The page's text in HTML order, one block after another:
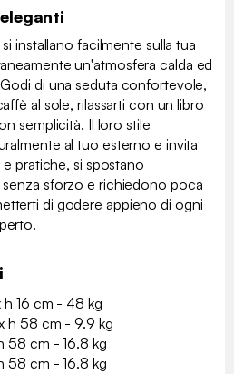
installano facilmente sulla tua
un'atmosfera calda ed
di una seduta confortevole,
al sole, rilassarti con un libro
semplicità. Il loro stile
al tuo esterno e invita
pratiche, si spostano
sforzo e richiedono poca
di godere appieno di ogni
h 16 cm - 48 kg
h 58 cm - 9.9 kg
58 cm - 16.8 kg
58 cm - 16.8 kg